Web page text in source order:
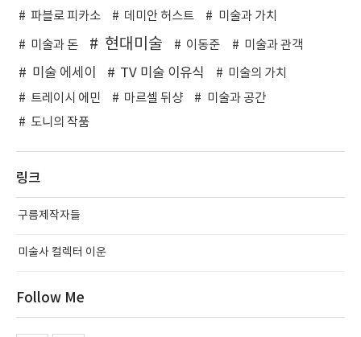
파블로 피카소
데미안 허스트 미술과 가치
미술과 돈 현대미술 이동준 미술과 관객
미술 에세이 TV 미술 이유식
미술의 가치
트레이시 에민
마르셀 뒤샹
미술과 공간
도니의 작품
링크
구름제작자들
미술사 컬렉터 이운
Follow Me